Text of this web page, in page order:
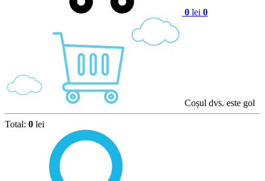
0 lei 0
Coșul dvs. este gol
Total: 0 lei